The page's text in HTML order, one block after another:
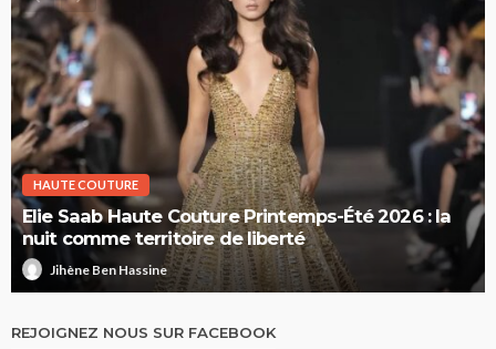
HAUTE COUTURE
Elie Saab Haute Couture Printemps-Été 2026 : la
nuit comme territoire de liberté
Jihène Ben Hassine
REJOIGNEZ NOUS SUR FACEBOOK